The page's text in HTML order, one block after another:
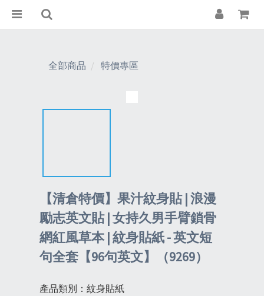
全部商品 特價專區
【清倉特價】果汁紋身貼 | 浪漫
勵志英文貼 | 女持久男手臂鎖骨
網紅風草本 | 紋身貼紙 - 英文短
句全套【96句英文】（9269）
產品類別：紋身貼紙